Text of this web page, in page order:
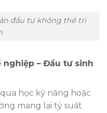
đầu tư không thể trì
nghiệp – Đầu tư sinh
học kỹ năng hoặc
mang lại tỷ suất